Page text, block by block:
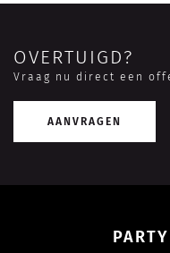
OVERTUIGD?
Vraag nu direct een
AANVRAGEN